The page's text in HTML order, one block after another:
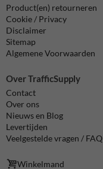
Product(en) retourneren
Cookie / Privacy
Disclaimer
Sitemap
Algemene Voorwaarden
Over TrafficSupply
Contact
Over ons
Nieuws en Blog
Levertijden
Veelgestelde vragen / FAQ
Winkelmand